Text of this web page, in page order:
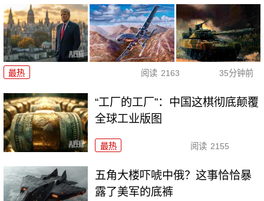
最热 阅读 2163 35分钟前
“工厂的工厂”：中国这棋彻底颠覆
全球工业版图
最热 阅读 2155
五角大楼吓唬中俄？这事恰恰暴
露了美军的底裤